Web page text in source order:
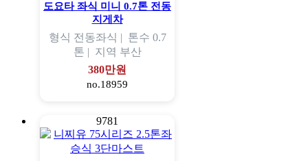
도요타 좌식 미니 0.7톤 전동
지게차
형식 전동좌식 | 톤수 0.7
톤 | 지역 부산
380만원
no.18959
9781